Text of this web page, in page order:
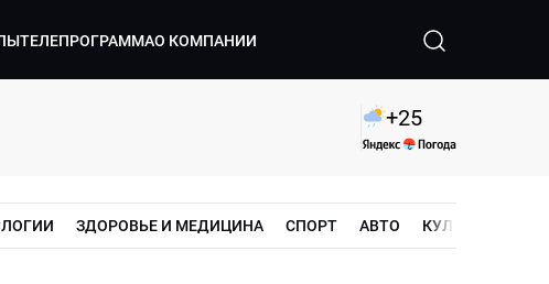
ТЕЛЕПРОГРАММАО КОМПАНИИ
+25
ЗДОРОВЬЕ И МЕДИЦИНА СПОРТ АВТО КУЛЬТУРА